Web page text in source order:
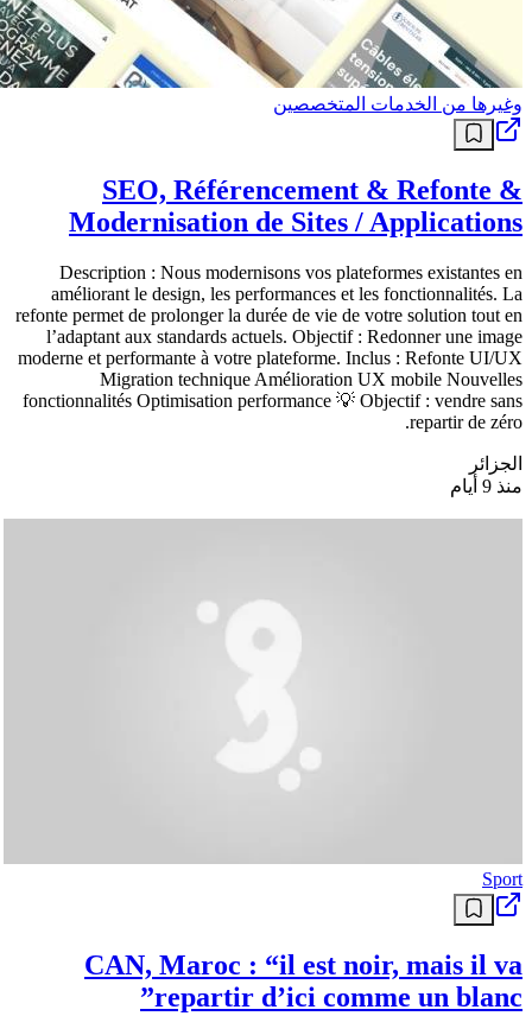
وغيرها من الخدمات المتخصصين
SEO, Référencement & Refonte &
Modernisation de Sites / Applications
Description : Nous modernisons vos plateformes existantes en
améliorant le design, les performances et les fonctionnalités. La
refonte permet de prolonger la durée de vie de votre solution tout en
l’adaptant aux standards actuels. Objectif : Redonner une image
moderne et performante à votre plateforme. Inclus : Refonte UI/UX
Migration technique Amélioration UX mobile Nouvelles
fonctionnalités Optimisation performance 💡 Objectif : vendre sans
repartir de zéro.
الجزائر
منذ 9 أيام
Sport
CAN, Maroc : “il est noir, mais il va
repartir d’ici comme un blanc”